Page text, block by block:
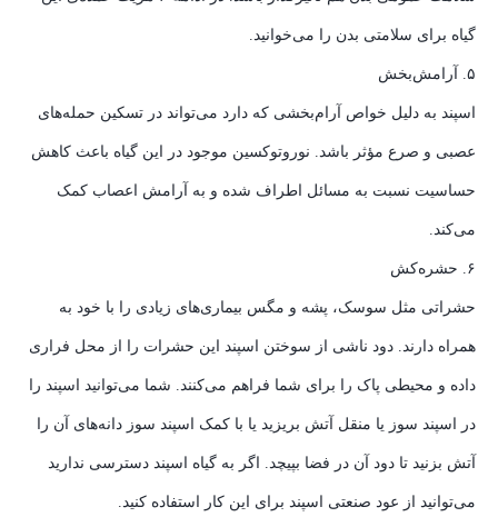
گیاه برای سلامتی بدن را می‌خوانید.
۵. آرامش‌بخش
اسپند به دلیل خواص آرام‌بخشی که دارد می‌تواند در تسکین حمله‌های
عصبی و صرع مؤثر باشد. نوروتوکسین موجود در این گیاه باعث کاهش
حساسیت نسبت به مسائل اطراف شده و به آرامش اعصاب کمک
می‌کند.
۶. حشره‌کش
حشراتی مثل سوسک، پشه و مگس بیماری‌های زیادی را با خود به
همراه دارند. دود ناشی از سوختن اسپند این حشرات را از محل فراری
داده و محیطی پاک را برای شما فراهم می‌کنند. شما می‌توانید اسپند را
در اسپند سوز یا منقل آتش بریزید یا با کمک اسپند سوز دانه‌های آن را
آتش بزنید تا دود آن در فضا بپیچد. اگر به گیاه اسپند دسترسی ندارید
می‌توانید از عود صنعتی اسپند برای این کار استفاده کنید.